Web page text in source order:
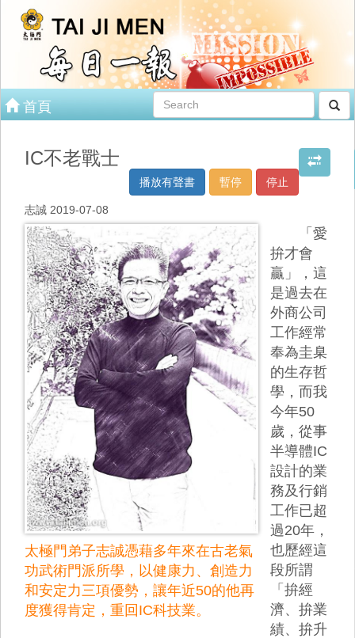
首頁
IC不老戰士
停止
暫停
播放有聲書
志誠 2019-07-08
太極門弟子志誠憑藉多年來在古老氣
功武術門派所學，以健康力、創造力
和安定力三項優勢，讓年近50的他再
度獲得肯定，重回IC科技業。
「愛
拚才會
贏」，這
是過去在
外商公司
工作經常
奉為圭臬
的生存哲
學，而我
今年50
歲，從事
半導體IC
設計的業
務及行銷
工作已超
過20年，
也歷經這
段所謂
「拚經
濟、拚業
績、拚升